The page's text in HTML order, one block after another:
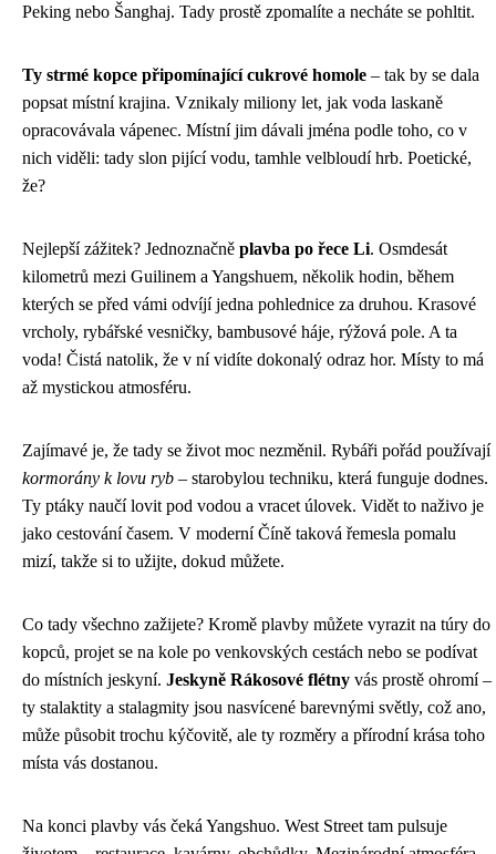
Peking nebo Šanghaj. Tady prostě zpomalíte a necháte se pohltit.
Ty strmé kopce připomínající cukrové homole – tak by se dala
popsat místní krajina. Vznikaly miliony let, jak voda laskaně
opracovávala vápenec. Místní jim dávali jména podle toho, co v
nich viděli: tady slon pijící vodu, tamhle velbloudí hrb. Poetické,
že?
Nejlepší zážitek? Jednoznačně plavba po řece Li. Osmdesát
kilometrů mezi Guilinem a Yangshuem, několik hodin, během
kterých se před vámi odvíjí jedna pohlednice za druhou. Krasové
vrcholy, rybářské vesničky, bambusové háje, rýžová pole. A ta
voda! Čistá natolik, že v ní vidíte dokonalý odraz hor. Místy to má
až mystickou atmosféru.
Zajímavé je, že tady se život moc nezměnil. Rybáři pořád používají
kormorány k lovu ryb – starobylou techniku, která funguje dodnes.
Ty ptáky naučí lovit pod vodou a vracet úlovek. Vidět to naživo je
jako cestování časem. V moderní Číně taková řemesla pomalu
mizí, takže si to užijte, dokud můžete.
Co tady všechno zažijete? Kromě plavby můžete vyrazit na túry do
kopců, projet se na kole po venkovských cestách nebo se podívat
do místních jeskyní. Jeskyně Rákosové flétny vás prostě ohromí –
ty stalaktity a stalagmity jsou nasvícené barevnými světly, což ano,
může působit trochu kýčovitě, ale ty rozměry a přírodní krása toho
místa vás dostanou.
Na konci plavby vás čeká Yangshuo. West Street tam pulsuje